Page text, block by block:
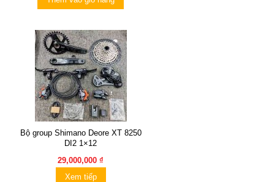
Bộ group Shimano Deore XT 8250
DI2 1×12
29,000,000 ₫
Xem tiếp